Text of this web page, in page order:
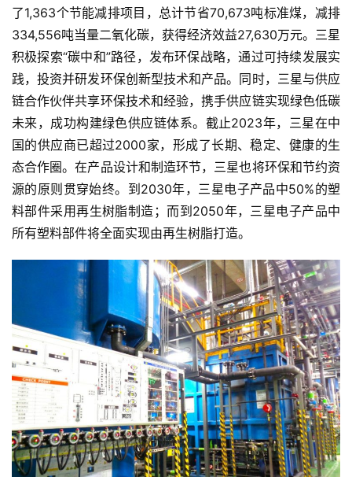
了1,363个节能减排项目，总计节省70,673吨标准煤，减排
334,556吨当量二氧化碳，获得经济效益27,630万元。三星
积极探索“碳中和”路径，发布环保战略，通过可持续发展实
践，投资并研发环保创新型技术和产品。同时，三星与供应
链合作伙伴共享环保技术和经验，携手供应链实现绿色低碳
未来，成功构建绿色供应链体系。截止2023年，三星在中
国的供应商已超过2000家，形成了长期、稳定、健康的生
态合作圈。在产品设计和制造环节，三星也将环保和节约资
源的原则贯穿始终。到2030年，三星电子产品中50%的塑
料部件采用再生树脂制造；而到2050年，三星电子产品中
所有塑料部件将全面实现由再生树脂打造。